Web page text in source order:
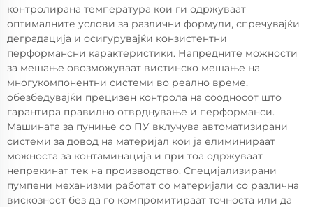
контролирана температура кои ги одржуваат
оптималните услови за различни формули, спречувајќи
деградација и осигурувајќи конзистентни
перформансни карактеристики. Напредните можности
за мешање овозможуваат вистинско мешање на
многукомпонентни системи во реално време,
обезбедувајќи прецизен контрола на соодносот што
гарантира правилно отврднување и перформанси.
Машината за пуниње со ПУ вклучува автоматизирани
системи за довод на материјал кои ја елиминираат
можноста за контаминација и при тоа одржуваат
непрекинат тек на производство. Специјализирани
пумпени механизми работат со материјали со различна
вискозност без да го компромитираат точноста или да